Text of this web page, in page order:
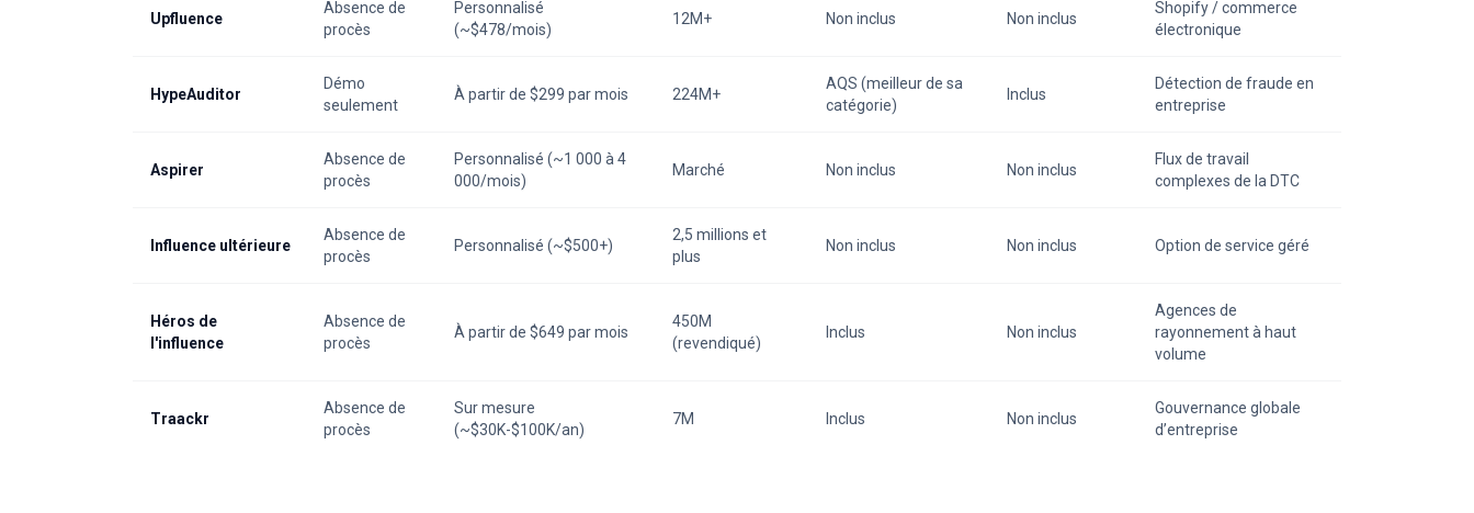
Upfluence
Absence de
procès
Personnalisé
(~$478/mois)
12M+ Non inclus Non inclus
Shopify / commerce
électronique
HypeAuditor
Démo
seulement
À partir de $299 par mois 224M+
AQS (meilleur de sa
catégorie)
Inclus
Détection de fraude en
entreprise
Aspirer
Absence de
procès
Personnalisé (~1 000 à 4
000/mois)
Marché Non inclus Non inclus
Flux de travail
complexes de la DTC
Influence ultérieure
Absence de
procès
Personnalisé (~$500+)
2,5 millions et
plus
Non inclus Non inclus Option de service géré
Héros de
l'influence
Absence de
procès
À partir de $649 par mois
450M
(revendiqué)
Inclus Non inclus
Agences de
rayonnement à haut
volume
Traackr
Absence de
procès
Sur mesure
(~$30K-$100K/an)
7M Inclus Non inclus
Gouvernance globale
d’entreprise